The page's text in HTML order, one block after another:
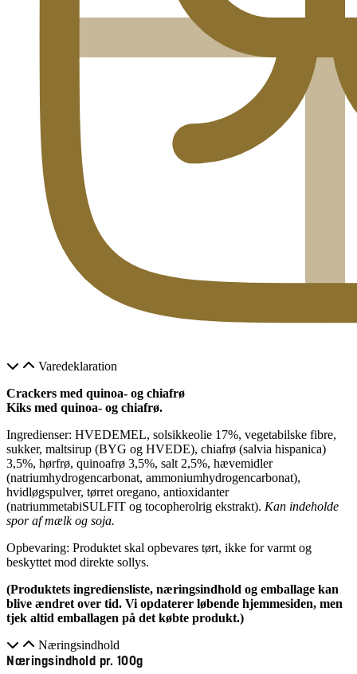
Varedeklaration
Crackers med quinoa- og chiafrø
Kiks med quinoa- og chiafrø.
Ingredienser: HVEDEMEL, solsikkeolie 17%, vegetabilske fibre,
sukker, maltsirup (BYG og HVEDE), chiafrø (salvia hispanica)
3,5%, hørfrø, quinoafrø 3,5%, salt 2,5%, hævemidler
(natriumhydrogencarbonat, ammoniumhydrogencarbonat),
hvidløgspulver, tørret oregano, antioxidanter
(natriummetabiSULFIT og tocopherolrig ekstrakt). Kan indeholde
spor af mælk og soja.
Opbevaring: Produktet skal opbevares tørt, ikke for varmt og
beskyttet mod direkte sollys.
(Produktets ingrediensliste, næringsindhold og emballage kan
blive ændret over tid. Vi opdaterer løbende hjemmesiden, men
tjek altid emballagen på det købte produkt.)
Næringsindhold
Næringsindhold pr. 100g